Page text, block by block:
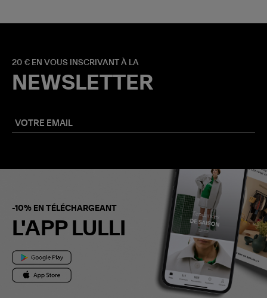
20 € EN VOUS INSCRIVANT À LA
NEWSLETTER
-10% EN TÉLÉCHARGEANT
L'APP LULLI